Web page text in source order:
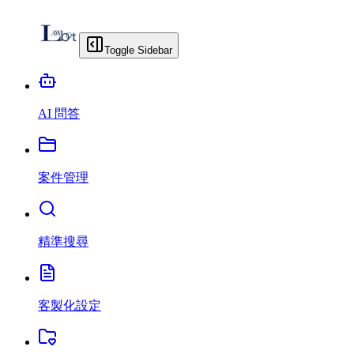
Toggle Sidebar
AI 問答
案件管理
精準搜尋
客製化設定